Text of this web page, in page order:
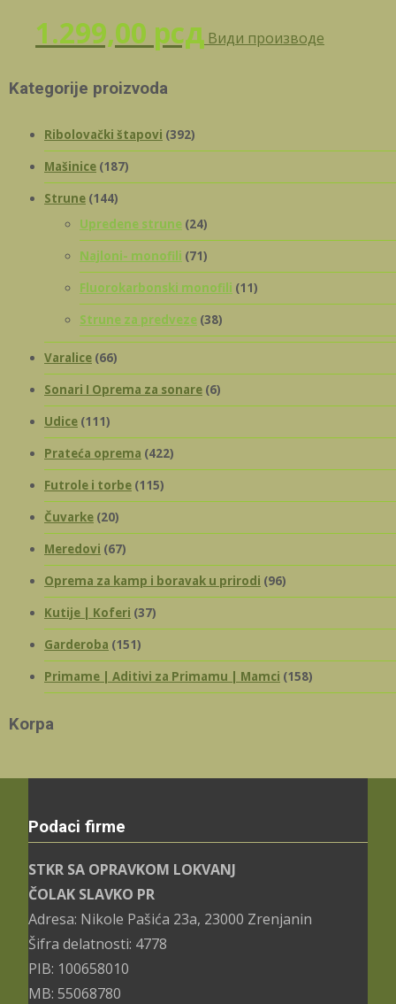
1.299,00 рсд Види производе
Kategorije proizvoda
Ribolovački štapovi (392)
Mašinice (187)
Strune (144)
Upredene strune (24)
Najloni- monofili (71)
Fluorokarbonski monofili (11)
Strune za predveze (38)
Varalice (66)
Sonari I Oprema za sonare (6)
Udice (111)
Prateća oprema (422)
Futrole i torbe (115)
Čuvarke (20)
Meredovi (67)
Oprema za kamp i boravak u prirodi (96)
Kutije | Koferi (37)
Garderoba (151)
Primame | Aditivi za Primamu | Mamci (158)
Korpa
Podaci firme
STKR SA OPRAVKOM LOKVANJ
ČOLAK SLAVKO PR
Adresa: Nikole Pašića 23a, 23000 Zrenjanin
Šifra delatnosti: 4778
PIB: 100658010
MB: 55068780